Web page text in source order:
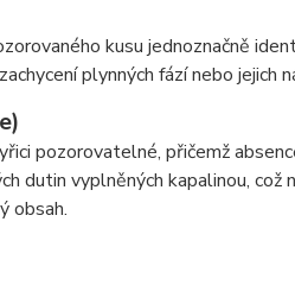
kusu jednoznačně
plynných fází nebo jejich
pozorovatelné, přičemž
dutin vyplněných kapalinou,
obsah.